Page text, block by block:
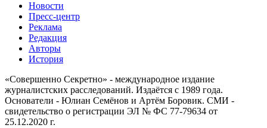
Новости
Пресс-центр
Реклама
Редакция
Авторы
История
«Совершенно Секретно» - международное издание
журналистских расследований. Издаётся с 1989 года.
Основатели - Юлиан Семёнов и Артём Боровик. CМИ -
свидетельство о регистрации ЭЛ № ФС 77-79634 от
25.12.2020 г.